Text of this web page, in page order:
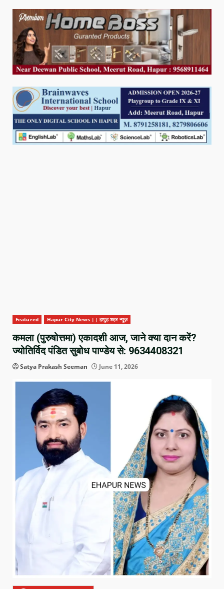
Featured Hapur City News || हापुड़ शहर न्यूज़
कमला (पुरुषोत्तमा) एकादशी आज, जाने क्या दान करें?
ज्योतिर्विद पंडित सुबोध पाण्डेय से: 9634408321
Satya Prakash Seeman June 11, 2026